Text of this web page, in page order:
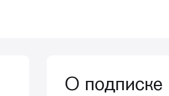
О подписке